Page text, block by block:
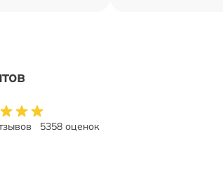
5358 оценок